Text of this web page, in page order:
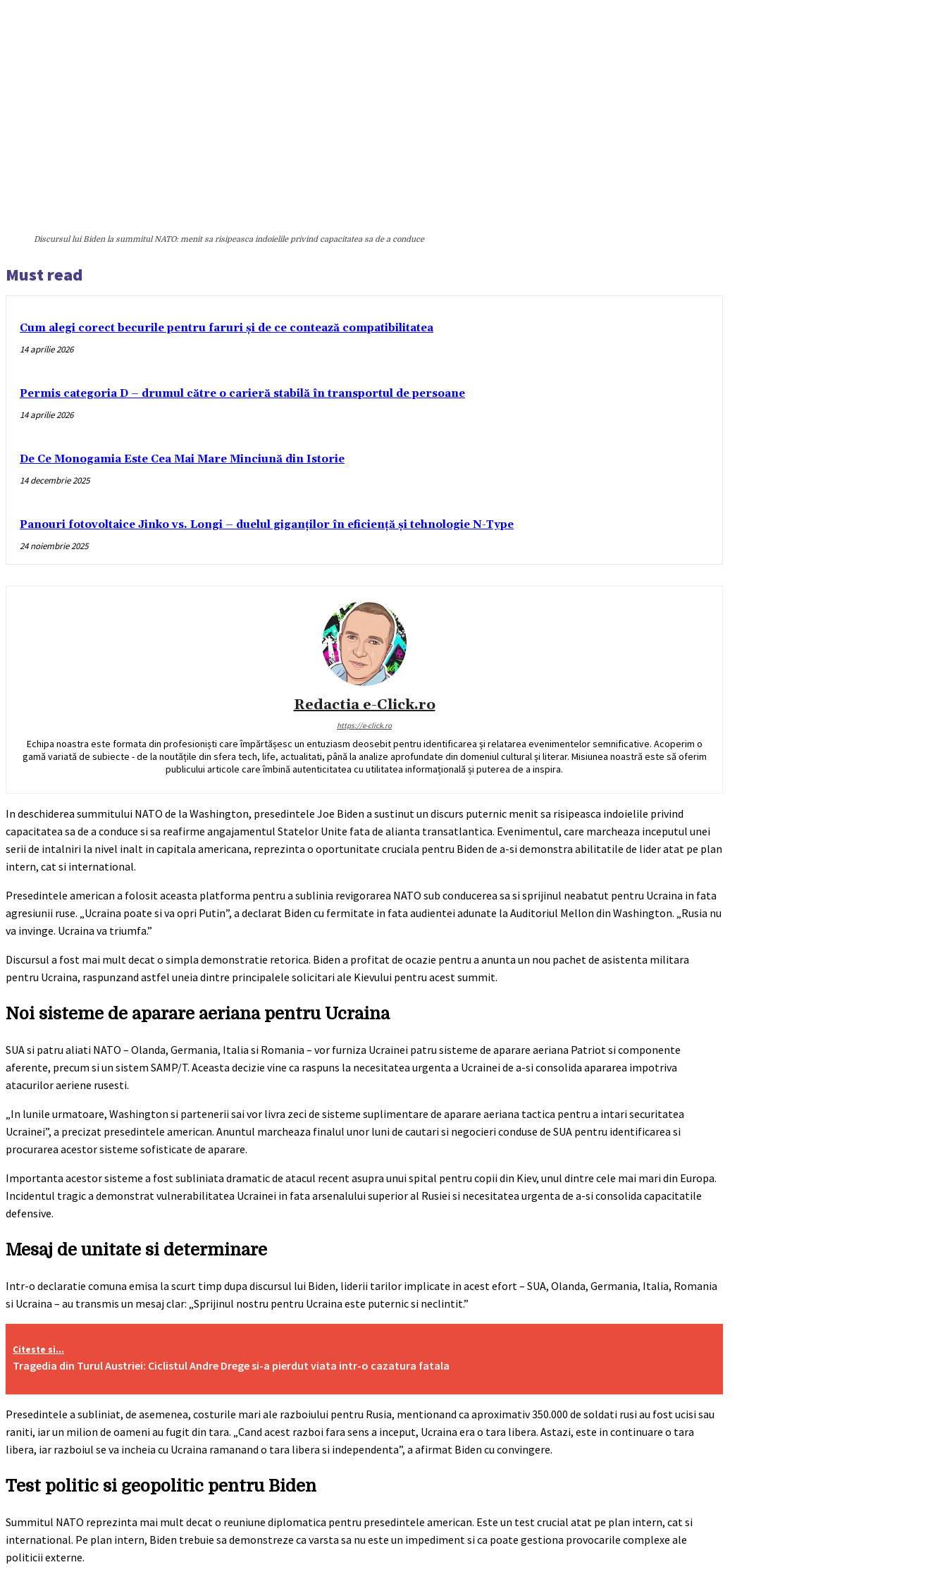
Discursul lui Biden la summitul NATO: menit sa risipeasca indoielile privind capacitatea sa de a conduce
Must read
Cum alegi corect becurile pentru faruri și de ce contează compatibilitatea
14 aprilie 2026
Permis categoria D – drumul către o carieră stabilă în transportul de persoane
14 aprilie 2026
De Ce Monogamia Este Cea Mai Mare Minciună din Istorie
14 decembrie 2025
Panouri fotovoltaice Jinko vs. Longi – duelul giganților în eficiență și tehnologie N-Type
24 noiembrie 2025
Redactia e-Click.ro
https://e-click.ro
Echipa noastra este formata din profesioniști care împărtășesc un entuziasm deosebit pentru identificarea și relatarea evenimentelor semnificative. Acoperim o
gamă variată de subiecte - de la noutățile din sfera tech, life, actualitati, până la analize aprofundate din domeniul cultural și literar. Misiunea noastră este să oferim
publicului articole care îmbină autenticitatea cu utilitatea informațională și puterea de a inspira.
In deschiderea summitului NATO de la Washington, presedintele Joe Biden a sustinut un discurs puternic menit sa risipeasca indoielile privind
capacitatea sa de a conduce si sa reafirme angajamentul Statelor Unite fata de alianta transatlantica. Evenimentul, care marcheaza inceputul unei
serii de intalniri la nivel inalt in capitala americana, reprezinta o oportunitate cruciala pentru Biden de a-si demonstra abilitatile de lider atat pe plan
intern, cat si international.
Presedintele american a folosit aceasta platforma pentru a sublinia revigorarea NATO sub conducerea sa si sprijinul neabatut pentru Ucraina in fata
agresiunii ruse. „Ucraina poate si va opri Putin”, a declarat Biden cu fermitate in fata audientei adunate la Auditoriul Mellon din Washington. „Rusia nu
va invinge. Ucraina va triumfa.”
Discursul a fost mai mult decat o simpla demonstratie retorica. Biden a profitat de ocazie pentru a anunta un nou pachet de asistenta militara
pentru Ucraina, raspunzand astfel uneia dintre principalele solicitari ale Kievului pentru acest summit.
Noi sisteme de aparare aeriana pentru Ucraina
SUA si patru aliati NATO – Olanda, Germania, Italia si Romania – vor furniza Ucrainei patru sisteme de aparare aeriana Patriot si componente
aferente, precum si un sistem SAMP/T. Aceasta decizie vine ca raspuns la necesitatea urgenta a Ucrainei de a-si consolida apararea impotriva
atacurilor aeriene rusesti.
„In lunile urmatoare, Washington si partenerii sai vor livra zeci de sisteme suplimentare de aparare aeriana tactica pentru a intari securitatea
Ucrainei”, a precizat presedintele american. Anuntul marcheaza finalul unor luni de cautari si negocieri conduse de SUA pentru identificarea si
procurarea acestor sisteme sofisticate de aparare.
Importanta acestor sisteme a fost subliniata dramatic de atacul recent asupra unui spital pentru copii din Kiev, unul dintre cele mai mari din Europa.
Incidentul tragic a demonstrat vulnerabilitatea Ucrainei in fata arsenalului superior al Rusiei si necesitatea urgenta de a-si consolida capacitatile
defensive.
Mesaj de unitate si determinare
Intr-o declaratie comuna emisa la scurt timp dupa discursul lui Biden, liderii tarilor implicate in acest efort – SUA, Olanda, Germania, Italia, Romania
si Ucraina – au transmis un mesaj clar: „Sprijinul nostru pentru Ucraina este puternic si neclintit.”
Citeste si...
Tragedia din Turul Austriei: Ciclistul Andre Drege si-a pierdut viata intr-o cazatura fatala
Presedintele a subliniat, de asemenea, costurile mari ale razboiului pentru Rusia, mentionand ca aproximativ 350.000 de soldati rusi au fost ucisi sau
raniti, iar un milion de oameni au fugit din tara. „Cand acest razboi fara sens a inceput, Ucraina era o tara libera. Astazi, este in continuare o tara
libera, iar razboiul se va incheia cu Ucraina ramanand o tara libera si independenta”, a afirmat Biden cu convingere.
Test politic si geopolitic pentru Biden
Summitul NATO reprezinta mai mult decat o reuniune diplomatica pentru presedintele american. Este un test crucial atat pe plan intern, cat si
international. Pe plan intern, Biden trebuie sa demonstreze ca varsta sa nu este un impediment si ca poate gestiona provocarile complexe ale
politicii externe.